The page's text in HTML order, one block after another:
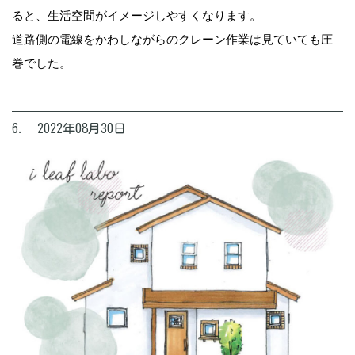
ると、生活空間がイメージしやすくなります。
道路側の電線をかわしながらのクレーン作業は見ていても圧
巻でした。
6. 2022年08月30日